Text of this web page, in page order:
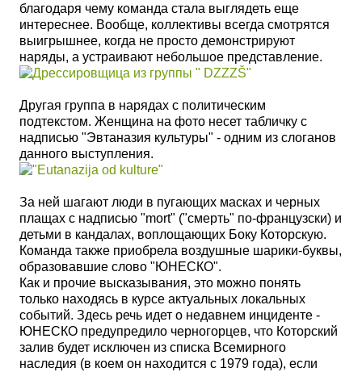
благодаря чему команда стала выглядеть еще
интереснее. Вообще, коллективы всегда смотрятся
выигрышнее, когда не просто демонстрируют
наряды, а устраивают небольшое представление.
Другая группа в нарядах с политическим
подтекстом. Женщина на фото несет табличку с
надписью "Эвтаназия культуры" - одним из слоганов
данного выступления.
За ней шагают люди в пугающих масках и черных
плащах с надписью "mort" ("смерть" по-французски) и
детьми в кандалах, воплощающих Боку Которскую.
Команда также приобрела воздушные шарики-буквы,
образовавшие слово "ЮНЕСКО".
Как и прочие высказывания, это можно понять
только находясь в курсе актуальных локальных
событий. Здесь речь идет о недавнем инциденте -
ЮНЕСКО предупредило черногорцев, что Которский
залив будет исключен из списка Всемирного
наследия (в коем он находится с 1979 года), если